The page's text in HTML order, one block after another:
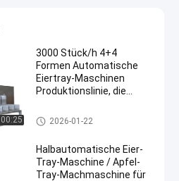
00:25
3000 Stück/h 4+4
Formen Automatische
Eiertray-Maschinen
Produktionslinie, die
Herstellung
verschiedener Arten von
verwendet, SPS-
gesteuert
Produktionslinie für Eierschale
n
2026-01-22
Halbautomatische Eier-
Tray-Maschine / Apfel-
Tray-Machmaschine für